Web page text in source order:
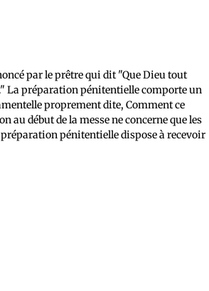
par le prêtre qui dit "Que Dieu tout
La préparation pénitentielle comporte un
proprement dite, Comment ce
au début de la messe ne concerne que les
pénitentielle dispose à recevoir